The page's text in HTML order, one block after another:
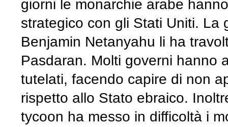
giorni le monarchie arabe
strategico con gli Stati Uniti. La
Benjamin Netanyahu li ha
Pasdaran. Molti governi hanno
tutelati, facendo capire di non
rispetto allo Stato ebraico.
tycoon ha messo in difficoltà i